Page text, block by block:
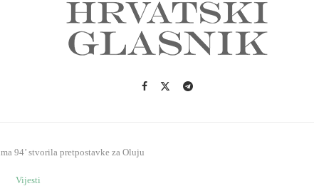
94’ stvorila pretpostavke za Oluju
Vijesti